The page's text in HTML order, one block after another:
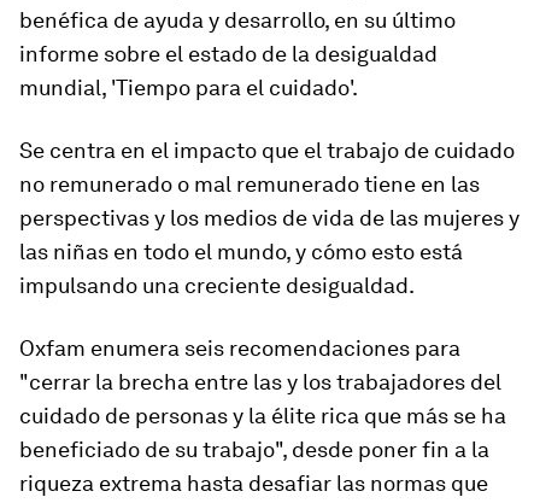
benéfica de ayuda y desarrollo, en su último
informe sobre el estado de la desigualdad
mundial, 'Tiempo para el cuidado'.
Se centra en el impacto que el trabajo de cuidado
no remunerado o mal remunerado tiene en las
perspectivas y los medios de vida de las mujeres y
las niñas en todo el mundo, y cómo esto está
impulsando una creciente desigualdad.
Oxfam enumera seis recomendaciones para
"cerrar la brecha entre las y los trabajadores del
cuidado de personas y la élite rica que más se ha
beneficiado de su trabajo", desde poner fin a la
riqueza extrema hasta desafiar las normas que